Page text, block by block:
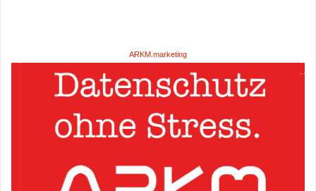
ARKM.marketing